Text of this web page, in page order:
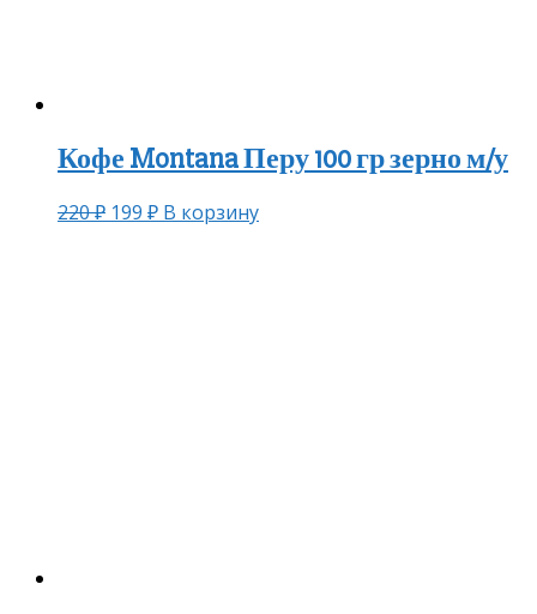
Кофе Montana Перу 100 гр зерно м/у
220₽ 199 ₽ В корзину